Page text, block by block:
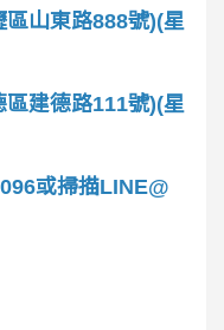
山東路888號)(星
建德路111號)(星
或掃描LINE@